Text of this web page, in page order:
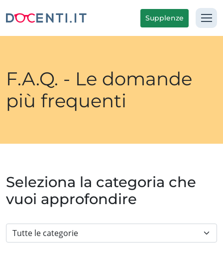
Supplenze
F.A.Q. - Le domande
più frequenti
Seleziona la categoria che
vuoi approfondire